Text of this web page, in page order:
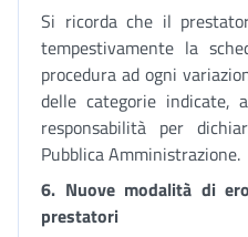
Si ricorda che il
tempestivamente la
procedura ad ogni
delle categorie
responsabilità per
Pubblica Amministrazione.
6. Nuove modalità di
prestatori